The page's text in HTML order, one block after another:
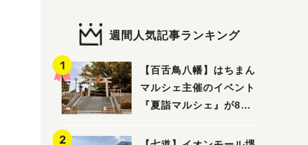
週間人気記事ランキング
【百舌鳥八幡】はちまん
マルシェ主催のイベント
『夏詣マルシェ』が8月2